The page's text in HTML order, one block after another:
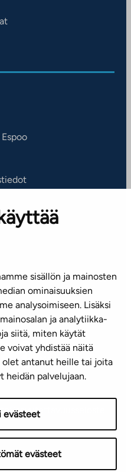
sisällön ja mainosten
ominaisuuksien
analysoimiseen. Lisäksi
ja analytiikka-
siitä, miten käytät
voivat yhdistää näitä
antanut heille tai joita
heidän palvelujaan.
evästeet
evästeet
Mediapankki
Saavutettavuusseloste